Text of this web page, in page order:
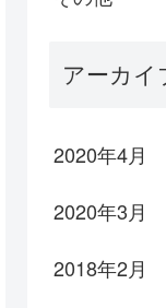
アーカイ
2020年4月
2020年3月
2018年2月